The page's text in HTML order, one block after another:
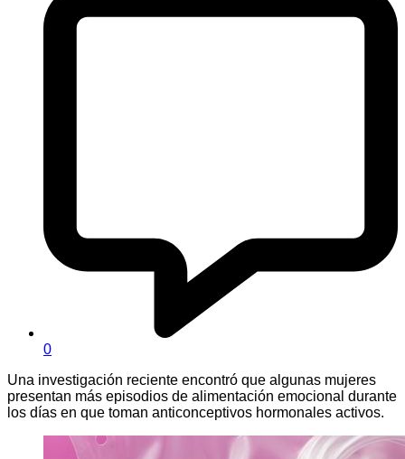
0
Una investigación reciente encontró que algunas mujeres
presentan más episodios de alimentación emocional durante
los días en que toman anticonceptivos hormonales activos.